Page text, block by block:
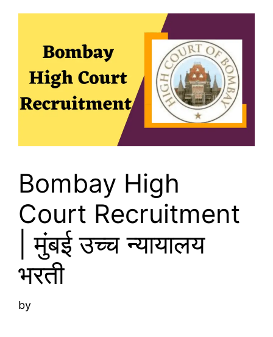
Bombay High
Court Recruitment
| मुंबई उच्च न्यायालय
भरती
by